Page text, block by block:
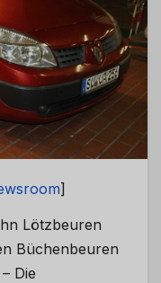
]
Lötzbeuren
Büchenbeuren
Die